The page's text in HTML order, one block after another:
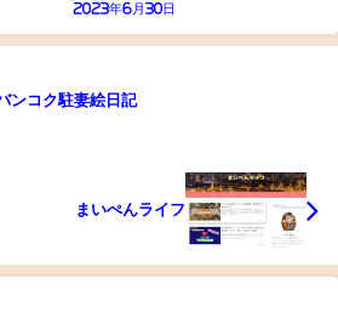
2023年6月30日
ンコク駐妻絵日記
まいぺんライフ